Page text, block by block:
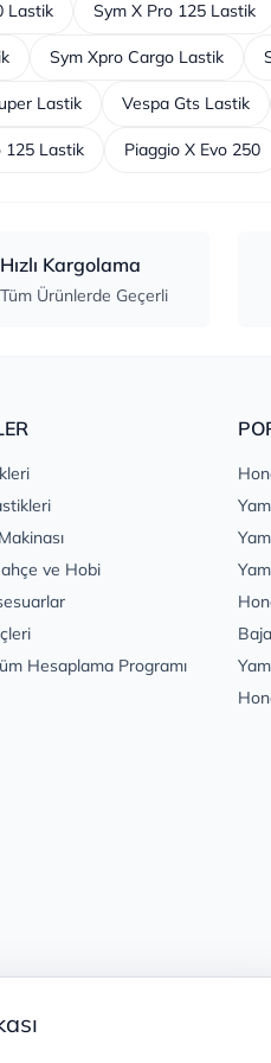
Lastik Sym X Pro 125 Lastik
Sym Xpro Cargo Lastik
Lastik Vespa Gts Lastik
125 Lastik Piaggio X Evo 250
Hızlı Kargolama
Tüm Ürünlerde Geçerli
ve Hobi
Hesaplama Programı